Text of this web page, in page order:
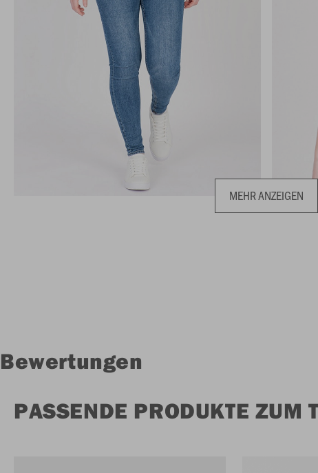
MEHR ANZEIGEN
Bewertungen
PASSENDE PRODUKTE ZUM